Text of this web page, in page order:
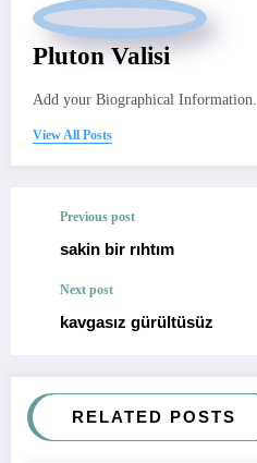
Pluton Valisi
Add your Biographical Information.
View All Posts
Previous post
sakin bir rıhtım
Next post
kavgasız gürültüsüz
RELATED POSTS